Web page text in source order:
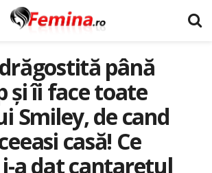
până
și îi face toate
Smiley, de cand
casă! Ce
a dat cantaretul